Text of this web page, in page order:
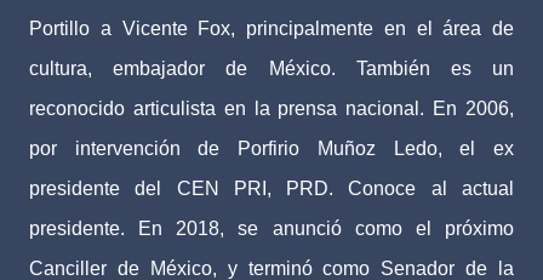
Portillo a Vicente Fox, principalmente en el área de
cultura, embajador de México. También es un
reconocido articulista en la prensa nacional. En 2006,
por intervención de Porfirio Muñoz Ledo, el ex
presidente del CEN PRI, PRD. Conoce al actual
presidente. En 2018, se anunció como el próximo
Canciller de México, y terminó como Senador de la